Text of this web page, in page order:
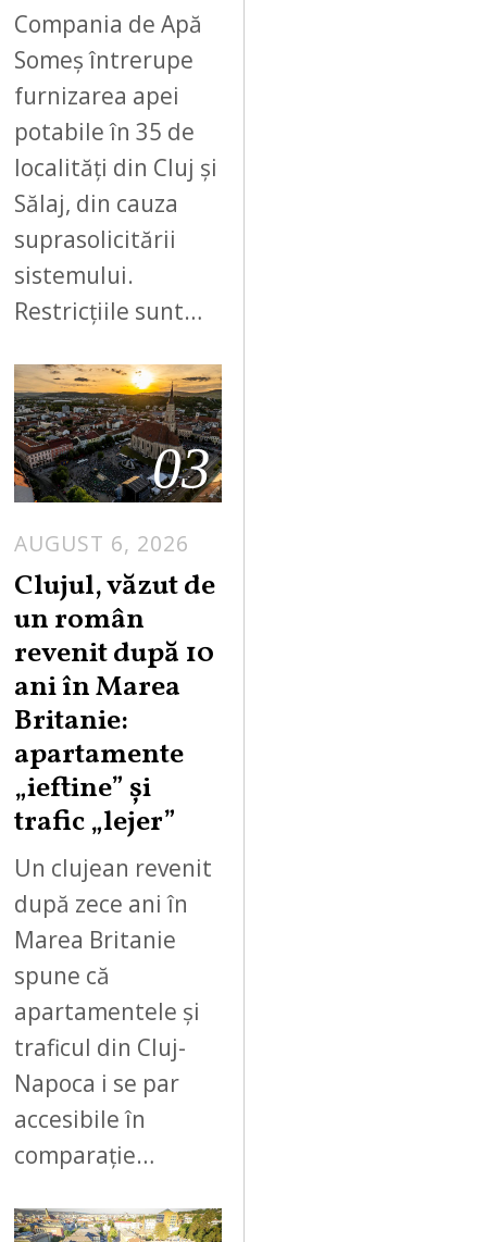
Compania de Apă
Someș întrerupe
furnizarea apei
potabile în 35 de
localități din Cluj și
Sălaj, din cauza
suprasolicitării
sistemului.
Restricțiile sunt…
03
AUGUST 6, 2026
Clujul, văzut de
un român
revenit după 10
ani în Marea
Britanie:
apartamente
„ieftine” și
trafic „lejer”
Un clujean revenit
după zece ani în
Marea Britanie
spune că
apartamentele și
traficul din Cluj-
Napoca i se par
accesibile în
comparație…